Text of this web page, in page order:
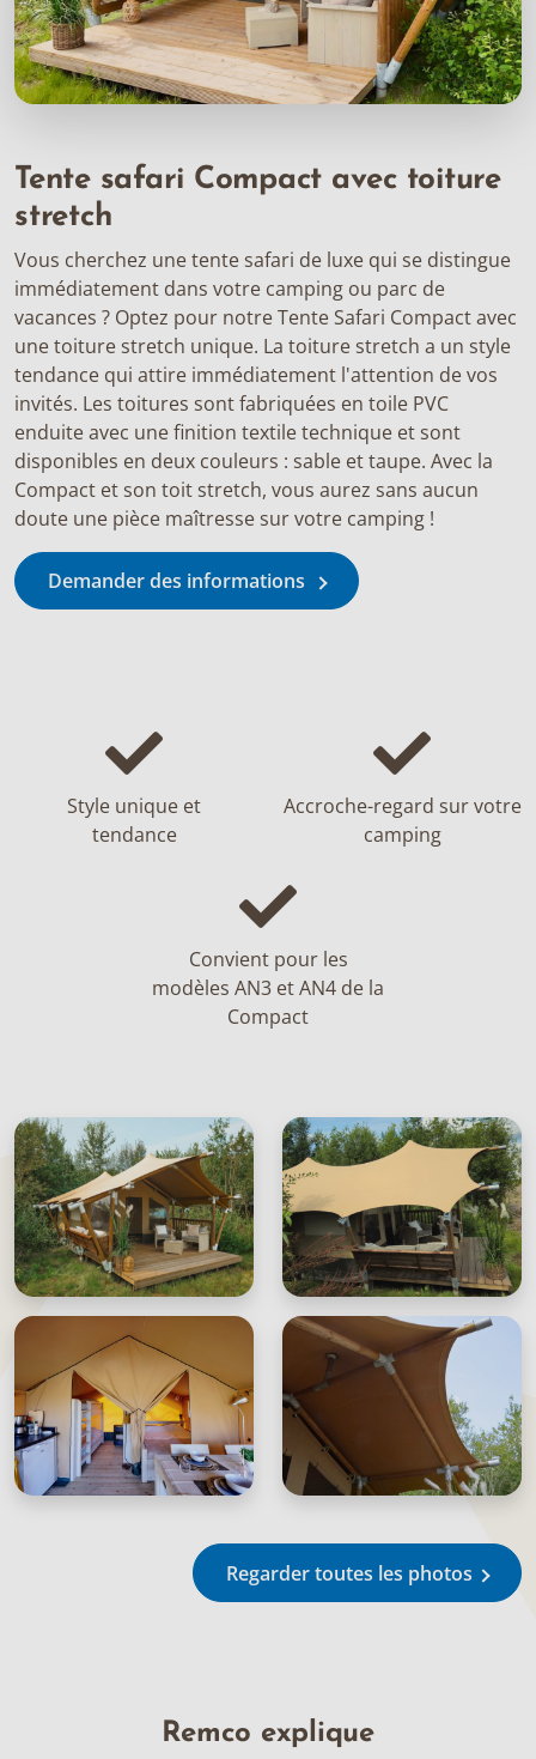
Tente safari Compact avec toiture
stretch
Vous cherchez une tente safari de luxe qui se distingue
immédiatement dans votre camping ou parc de
vacances ? Optez pour notre Tente Safari Compact avec
une toiture stretch unique. La toiture stretch a un style
tendance qui attire immédiatement l'attention de vos
invités. Les toitures sont fabriquées en toile PVC
enduite avec une finition textile technique et sont
disponibles en deux couleurs : sable et taupe. Avec la
Compact et son toit stretch, vous aurez sans aucun
doute une pièce maîtresse sur votre camping !
Demander des informations
Style unique et
tendance
Accroche-regard sur votre
camping
Convient pour les
modèles AN3 et AN4 de la
Compact
Regarder toutes les photos
Remco explique